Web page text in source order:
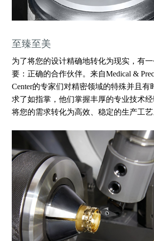
至臻至美
为了将您的设计精确地转化为现实，有
要：正确的合作伙伴。来自Medical &
Center的专家们对精密领域的特殊并且有
求了如指掌，他们掌握丰厚的专业技术
将您的需求转化为高效、稳定的生产工艺